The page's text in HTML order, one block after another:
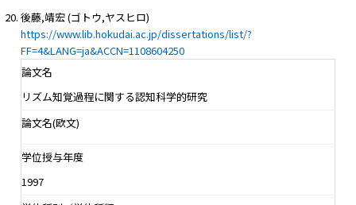
後藤,靖宏 (ゴトウ,ヤスヒロ)
https://www.lib.hokudai.ac.jp/dissertations/list/?
FF=4&LANG=ja&ACCN=1108604250
論文名
リズム知覚過程に関する認知科学的研究
論文名(欧文)
学位授与年度
1997